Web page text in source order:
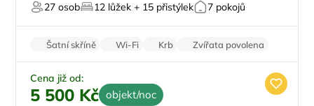
27 osob
12 lůžek + 15 přistýlek 7 pokojů
Šatní skříně Wi-Fi Krb
Zvířata povolena
Pračka
Cena již od:
5 500 Kč objekt/noc